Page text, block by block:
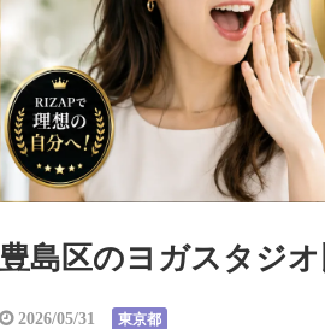
豊島区のヨガスタジ
2026/05/31 東京都